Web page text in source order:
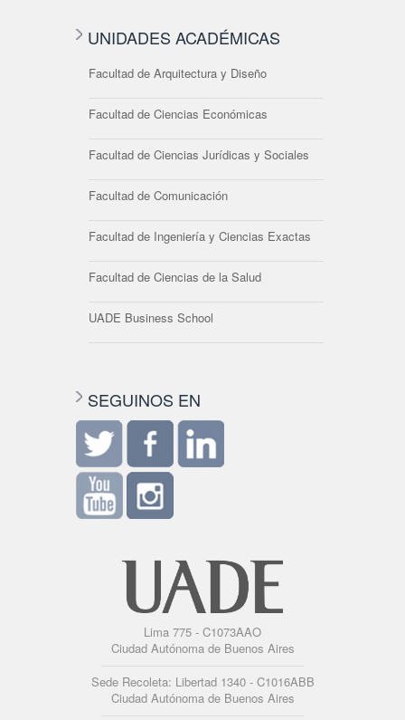
UNIDADES ACADÉMICAS
Facultad de Arquitectura y Diseño
Facultad de Ciencias Económicas
Facultad de Ciencias Jurídicas y Sociales
Facultad de Comunicación
Facultad de Ingeniería y Ciencias Exactas
Facultad de Ciencias de la Salud
UADE Business School
SEGUINOS EN
Lima 775 - C1073AAO
Ciudad Autónoma de Buenos Aires
Sede Recoleta: Libertad 1340 - C1016ABB
Ciudad Autónoma de Buenos Aires